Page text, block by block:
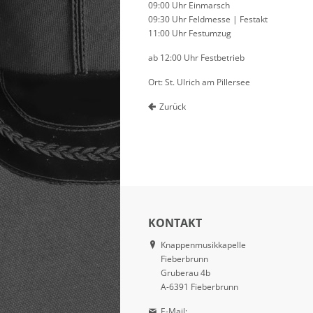
09:00 Uhr Einmarsch
09:30 Uhr Feldmesse | Festakt
11:00 Uhr Festumzug
ab 12:00 Uhr Festbetrieb
Ort: St. Ulrich am Pillersee
Zurück
KONTAKT
Knappenmusikkapelle
Fieberbrunn
Gruberau 4b
A-6391 Fieberbrunn